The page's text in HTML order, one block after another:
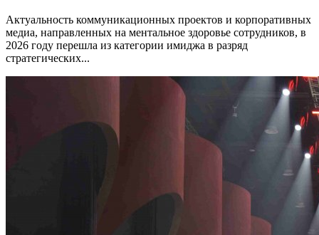
Актуальность коммуникационных проектов и корпоративных
медиа, направленных на ментальное здоровье сотрудников, в
2026 году перешла из категории имиджа в разряд
стратегических...